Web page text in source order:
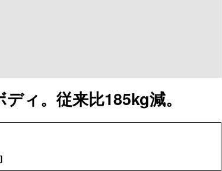
ィ。従来比185kg減。
]